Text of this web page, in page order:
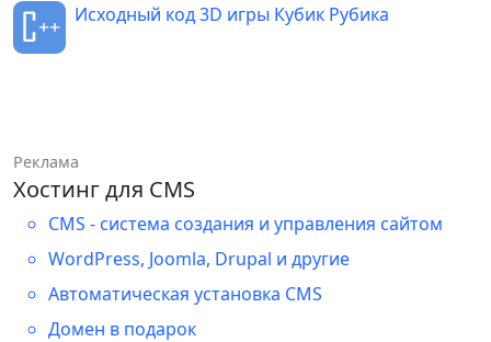
Исходный код 3D игры Кубик Рубика
Реклама
Хостинг для CMS
CMS - система создания и управления сайтом
WordPress, Joomla, Drupal и другие
Автоматическая установка CMS
Домен в подарок